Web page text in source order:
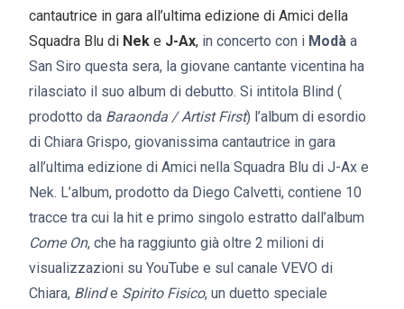
cantautrice in gara all’ultima edizione di Amici della
Squadra Blu di Nek e J-Ax, in concerto con i Modà a
San Siro questa sera, la giovane cantante vicentina ha
rilasciato il suo album di debutto. Si intitola Blind (
prodotto da Baraonda / Artist First) l’album di esordio
di Chiara Grispo, giovanissima cantautrice in gara
all’ultima edizione di Amici nella Squadra Blu di J-Ax e
Nek. L’album, prodotto da Diego Calvetti, contiene 10
tracce tra cui la hit e primo singolo estratto dall’album
Come On, che ha raggiunto già oltre 2 milioni di
visualizzazioni su YouTube e sul canale VEVO di
Chiara, Blinde Spirito Fisico, un duetto speciale